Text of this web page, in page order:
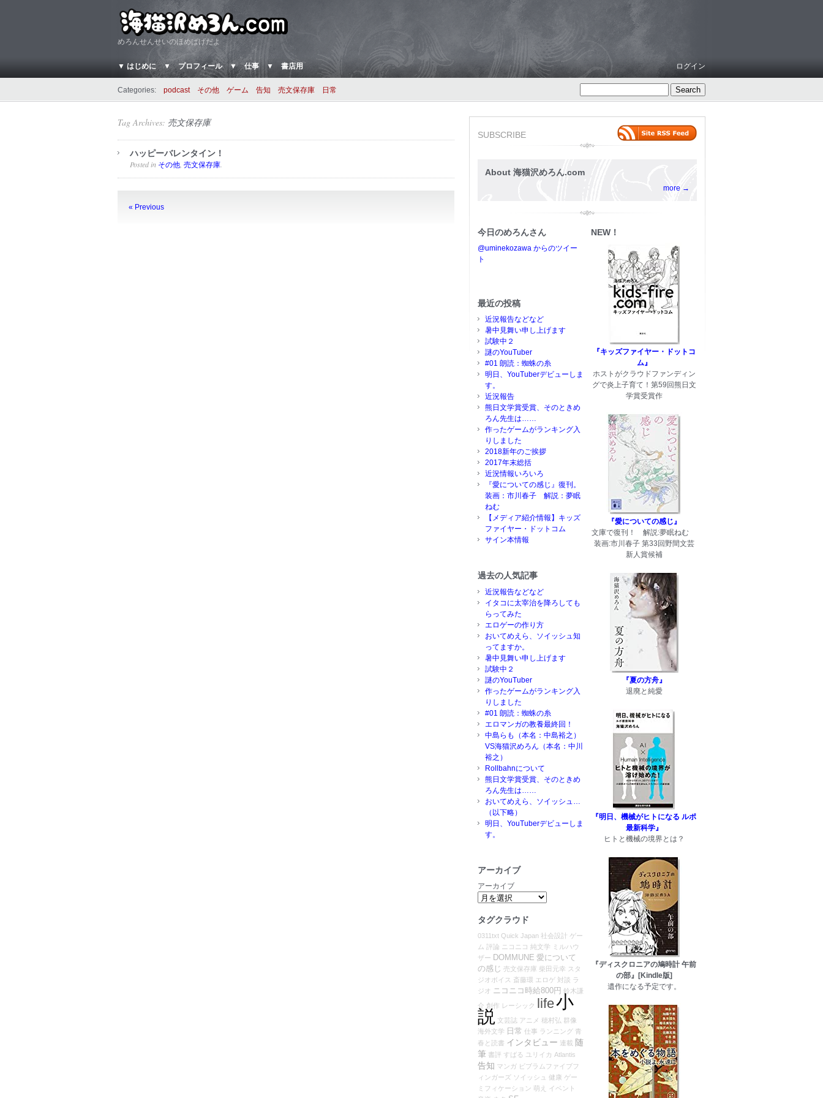
めろんせんせいのほめぱげだよ
▼ はじめに ▼ プロフィール ▼ 仕事 ▼ 書店用 ログイン
Categories: podcast その他 ゲーム 告知 売文保存庫 日常
Tag Archives: 売文保存庫
ハッピーバレンタイン！
Posted in その他 売文保存庫
« Previous
SUBSCRIBE
About 海猫沢めろん.com
more →
今日のめろんさん
@uminekozawa からのツイー
ト
最近の投稿
近況報告などなど
暑中見舞い申し上げます
試験中２
謎のYouTuber
#01 朗読：蜘蛛の糸
明日、YouTuberデビューしま
す。
近況報告
熊日文学賞受賞、そのときめ
ろん先生は……
作ったゲームがランキング入
りしました
2018新年のご挨拶
2017年末総括
近況情報いろいろ
『愛についての感じ』復刊。
装画：市川春子 解説：夢眠
ねむ
【メディア紹介情報】キッズ
ファイヤー・ドットコム
サイン本情報
過去の人気記事
近況報告などなど
イタコに太宰治を降ろしても
らってみた
エロゲーの作り方
おいてめえら、ソイッシュ知
ってますか。
暑中見舞い申し上げます
試験中２
謎のYouTuber
作ったゲームがランキング入
りしました
#01 朗読：蜘蛛の糸
エロマンガの教養最終回！
中島らも（本名：中島裕之）
VS海猫沢めろん（本名：中川
裕之）
Rollbahnについて
熊日文学賞受賞、そのときめ
ろん先生は……
おいてめえら、ソイッシュ…
（以下略）
明日、YouTuberデビューしま
す。
アーカイブ
アーカイブ
タグクラウド
0311txt Quick Japan 社会設計
ゲー
ム 評論 ニコニコ 純文学 ミルハウ
ザー DOMMUNE 愛について
の感じ 売文保存庫 柴田元幸 スタ
ジオボイス 斎藤環 エロゲ 対談 ラ
ジオ ニコニコ時給800円 鈴木謙
介 創作 レーシック life小
説 文芸誌 アニメ 穂村弘 群像
海外文学 日常 仕事 ランニング 青
春と読書 インタビュー 連載 随
筆 書評 すばる ユリイカ Atlantis
告知 マンガ ビブラムファイブフ
ィンガーズ ソイッシュ 健康 ゲー
ミフィケーション 萌え
イベント
NEW！
『キッズファイヤー・ドットコ
ム』
ホストがクラウドファンディン
グで炎上子育て！第59回熊日文
学賞受賞作
『愛についての感じ』
文庫で復刊！ 解説:夢眠ねむ
装画:市川春子 第33回野間文芸
新人賞候補
『夏の方舟』
退廃と純愛
『明日、機械がヒトになる ルポ
最新科学』
ヒトと機械の境界とは？
『ディスクロニアの鳩時計 午前
の部』[Kindle版]
遺作になる予定です。